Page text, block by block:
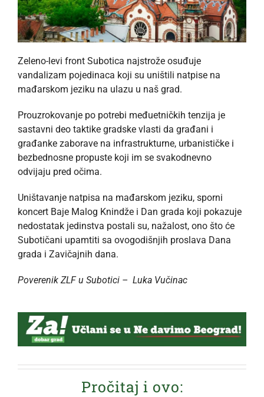
Zeleno-levi front Subotica najstrože osuđuje
vandalizam pojedinaca koji su uništili natpise na
mađarskom jeziku na ulazu u naš grad.
Prouzrokovanje po potrebi međuetničkih tenzija je
sastavni deo taktike gradske vlasti da građani i
građanke zaborave na infrastrukturne, urbanističke i
bezbednosne propuste koji im se svakodnevno
odvijaju pred očima.
Uništavanje natpisa na mađarskom jeziku, sporni
koncert Baje Malog Knindže i Dan grada koji pokazuje
nedostatak jedinstva postali su, nažalost, ono što će
Subotičani upamtiti sa ovogodišnjih proslava Dana
grada i Zavičajnih dana.
Poverenik ZLF u Subotici – Luka Vučinac
Pročitaj i ovo: